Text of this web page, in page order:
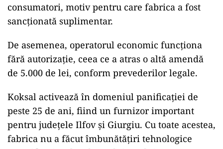
consumatori, motiv pentru care fabrica a fost
sancționată suplimentar.
De asemenea, operatorul economic funcționa
fără autorizație, ceea ce a atras o altă amendă
de 5.000 de lei, conform prevederilor legale.
Koksal activează în domeniul panificației de
peste 25 de ani, fiind un furnizor important
pentru județele Ilfov și Giurgiu. Cu toate acestea,
fabrica nu a făcut îmbunătățiri tehnologice